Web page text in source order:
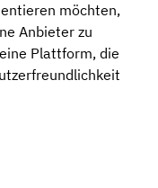
möchten,
Anbieter zu
Plattform, die